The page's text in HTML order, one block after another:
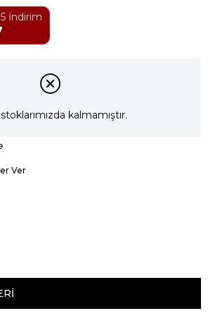
İndirim
kalmamıştır.
Ver